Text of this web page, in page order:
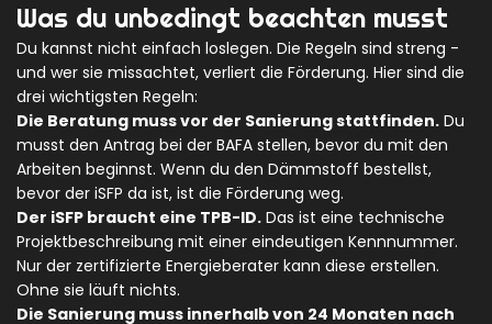
Was du unbedingt beachten musst
Du kannst nicht einfach loslegen. Die Regeln sind streng -
und wer sie missachtet, verliert die Förderung. Hier sind die
drei wichtigsten Regeln:
Die Beratung muss vor der Sanierung stattfinden. Du
musst den Antrag bei der BAFA stellen, bevor du mit den
Arbeiten beginnst. Wenn du den Dämmstoff bestellst,
bevor der iSFP da ist, ist die Förderung weg.
Der iSFP braucht eine TPB-ID. Das ist eine technische
Projektbeschreibung mit einer eindeutigen Kennnummer.
Nur der zertifizierte Energieberater kann diese erstellen.
Ohne sie läuft nichts.
Die Sanierung muss innerhalb von 24 Monaten nach